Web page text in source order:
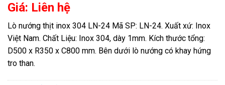
Giá: Liên hệ
Lò nướng thịt inox 304 LN-24 Mã SP: LN-24. Xuất xứ: Inox
Việt Nam. Chất Liệu: Inox 304, dày 1mm. Kích thước tổng:
D500 x R350 x C800 mm. Bên dưới lò nướng có khay hứng
tro than.